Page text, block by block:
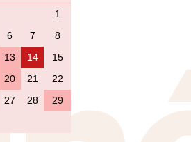
1
6 7
8
13 14
15
20 21
22
27 28
29